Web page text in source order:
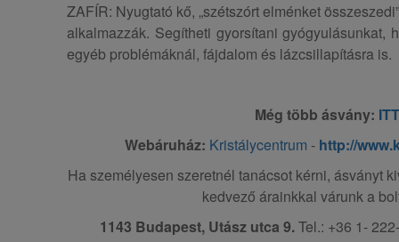
ZAFÍR: Nyugtató kő, „szétszórt elménket
alkalmazzák. Segítheti gyorsítani gyógyulásunkat,
egyéb problémáknál, fájdalom és lázcsillapításra is.
Még több ásvány: ITT
Webáruház: Kristálycentrum - http://
Ha személyesen szeretnél tanácsot kérni, ásványt
kedvező árainkkal várunk a
1143 Budapest, Utász utca 9.Tel.: +36 1-